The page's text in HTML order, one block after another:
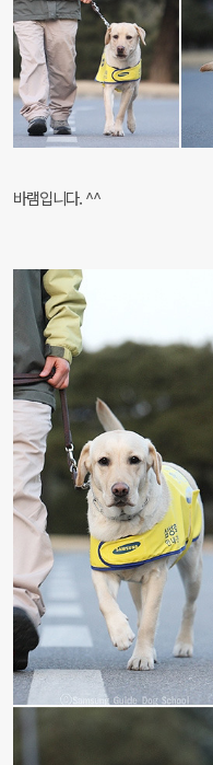
바램입니다. ^^